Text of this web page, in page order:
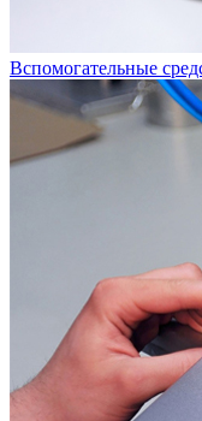
Вспомогательные